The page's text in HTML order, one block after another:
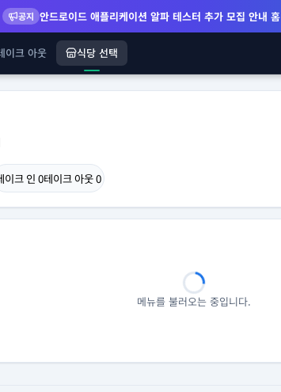
공지 안드로이드 애플리케이션 알파 테스터 추가 모집 안내
이크 아웃 식당 선택
이크 인 0테이크 아웃0
메뉴를 불러오는 중입니다.